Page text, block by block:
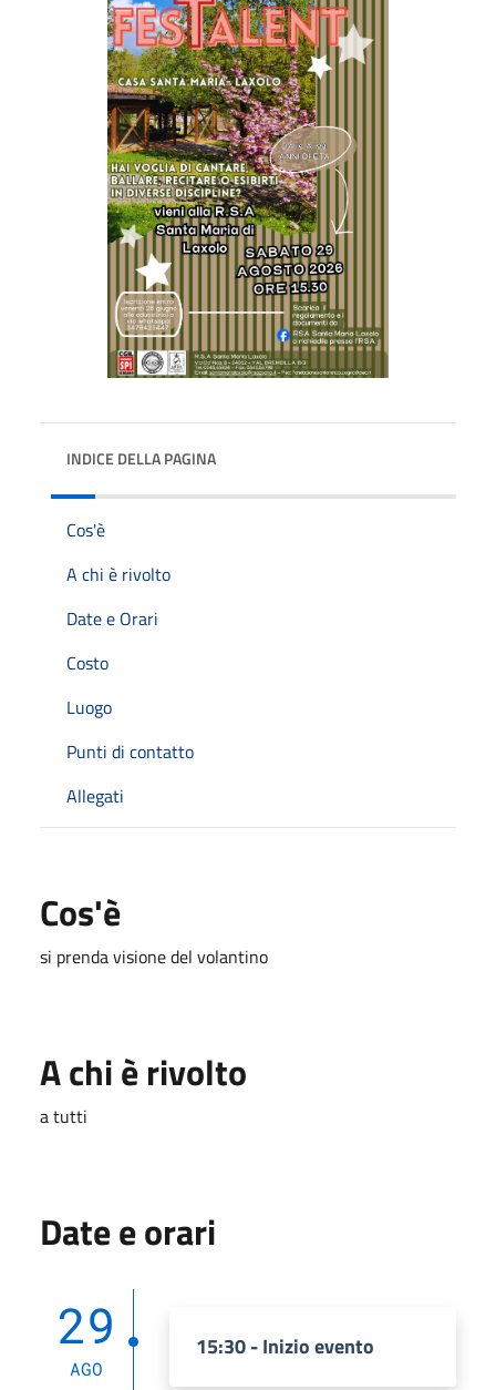
INDICE DELLA PAGINA
Cos'è
A chi è rivolto
Date e Orari
Costo
Luogo
Punti di contatto
Allegati
Cos'è
si prenda visione del volantino
A chi è rivolto
a tutti
Date e orari
29
AGO
15:30 - Inizio evento